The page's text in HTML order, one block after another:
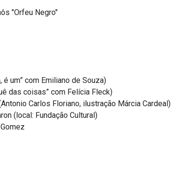
"Orfeu Negro"
um” com Emiliano de Souza)
das coisas” com Felícia Fleck)
Carlos Floriano, ilustração Márcia Cardeal)
(local: Fundação Cultural)